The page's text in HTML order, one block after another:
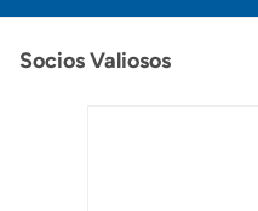
Socios Valiosos